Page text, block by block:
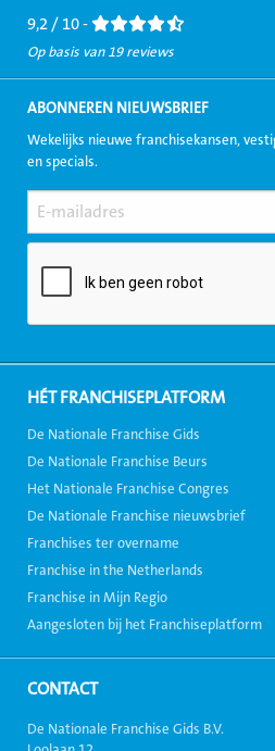
9,2 / 10 -
Op basis van 19 reviews
ABONNEREN NIEUWSBRIEF
Wekelijks nieuwe franchisekansen,
en specials.
HÉT FRANCHISEPLATFORM
De Nationale Franchise Gids
De Nationale Franchise Beurs
Het Nationale Franchise Congres
De Nationale Franchise nieuwsbrief
Franchises ter overname
Franchise in the Netherlands
Franchise in Mijn Regio
Aangesloten bij het Franchiseplatform
CONTACT
De Nationale Franchise Gids B.V.